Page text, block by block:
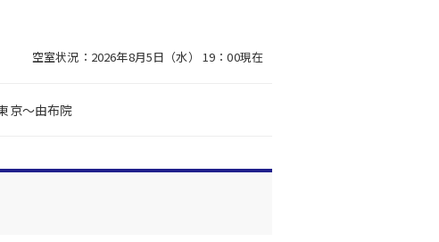
空室状況：2026年8月5日（水） 19：00現在
京～由布院